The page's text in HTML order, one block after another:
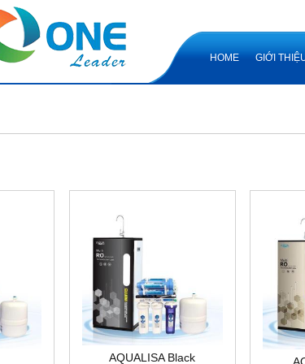
HOME GIỚI
AQUALISA Black